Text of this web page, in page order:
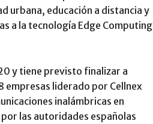
urbana, educación a distancia y
a la tecnología Edge Computing
y tiene previsto finalizar a
empresas liderado por Cellnex
inalámbricas en
las autoridades españolas